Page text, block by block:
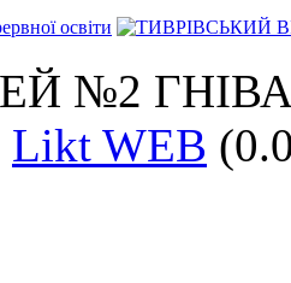
№2
Likt WEB